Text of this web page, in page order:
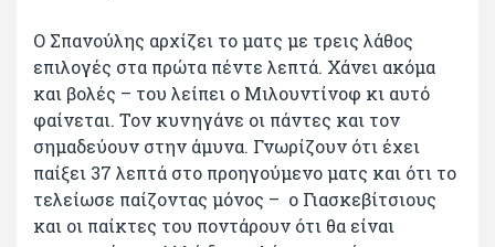
Ο Σπανούλης αρχίζει το ματς με τρεις λάθος
επιλογές στα πρώτα πέντε λεπτά. Χάνει ακόμα
και βολές – του λείπει ο Μιλουντίνοφ κι αυτό
φαίνεται. Τον κυνηγάνε οι πάντες και τον
σημαδεύουν στην άμυνα. Γνωρίζουν ότι έχει
παίξει 37 λεπτά στο προηγούμενο ματς και ότι το
τελείωσε παίζοντας μόνος – ο Γιασκεβίτσιους
και οι παίκτες του ποντάρουν ότι θα είναι